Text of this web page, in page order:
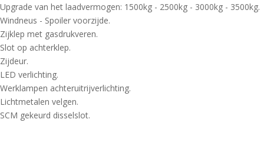
Upgrade van het laadvermogen: 1500kg - 2500kg - 3000kg - 3500kg.
Windneus - Spoiler voorzijde.
Zijklep met gasdrukveren.
Slot op achterklep.
Zijdeur.
LED verlichting.
Werklampen achteruitrijverlichting.
Lichtmetalen velgen.
SCM gekeurd disselslot.